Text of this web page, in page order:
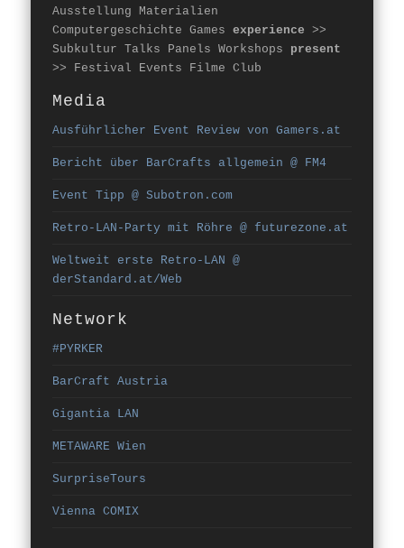
Ausstellung Materialien
Computergeschichte Gamesexperience >>
Subkultur Talks Panels Workshops present
>> Festival Events Filme Club
Media
Ausführlicher Event Review von Gamers.at
Bericht über BarCrafts allgemein @ FM4
Event Tipp @ Subotron.com
Retro-LAN-Party mit Röhre @ futurezone.at
Weltweit erste Retro-LAN @
derStandard.at/Web
Network
#PYRKER
BarCraft Austria
Gigantia LAN
METAWARE Wien
SurpriseTours
Vienna COMIX